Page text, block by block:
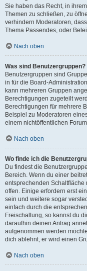
Sie haben das Recht, in
Themen zu schließen, zu
verhindern Moderatoren,
Thema Passendes, oder
Nach oben
Was sind Benutzergruppen?
Benutzergruppen sind
in für die Board-
kann mehreren Gruppen
Berechtigungen zugeteilt
Berechtigungen für mehrere
Beispiel zu Moderatoren
einem nichtöffentlichen
Nach oben
Wo finde ich die
Du findest die
Bereich. Wenn du einer
entsprechenden
offen. Einige erfordern erst
sein und weitere sogar
einfach durch die
Freischaltung, so kannst du
daraufhin deinen Antrag
aufgenommen werden
dich ablehnt, er wird einen
Nach oben